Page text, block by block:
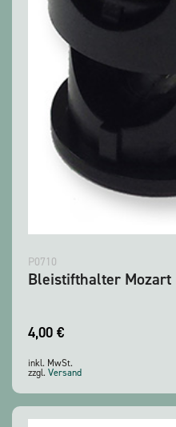
P0710
Bleistifthalter
4,00 €
inkl. MwSt.
zzgl. Versand